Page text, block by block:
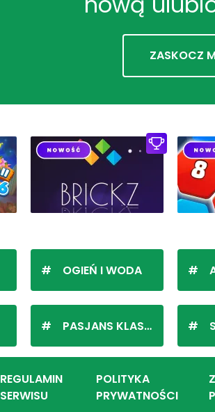
ZASKOCZ
OGIEŃ I WODA
PASJANS KLASYCZNY
REGULAMIN
SERWISU
POLITYKA
PRYWATNOŚCI